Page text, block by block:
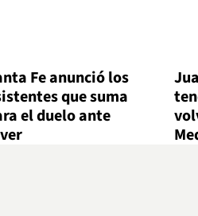
Fe anunció los
que suma
el duelo ante